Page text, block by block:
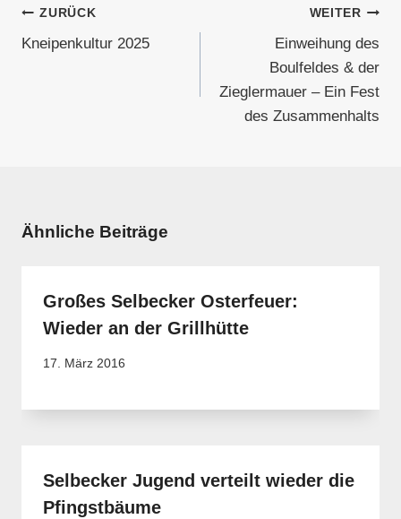
Beitragsnavigation
ZURÜCK
Kneipenkultur 2025
WEITER
Einweihung des
Boulfeldes & der
Zieglermauer – Ein Fest
des Zusammenhalts
Ähnliche Beiträge
Großes Selbecker Osterfeuer:
Wieder an der Grillhütte
17. März 2016
Selbecker Jugend verteilt wieder die
Pfingstbäume